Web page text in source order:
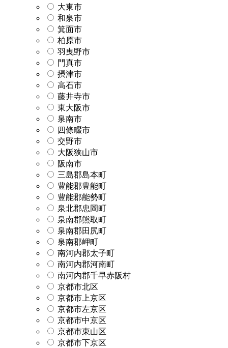
大東市
和泉市
箕面市
柏原市
羽曳野市
門真市
摂津市
高石市
藤井寺市
東大阪市
泉南市
四條畷市
交野市
大阪狭山市
阪南市
三島郡島本町
豊能郡豊能町
豊能郡能勢町
泉北郡忠岡町
泉南郡熊取町
泉南郡田尻町
泉南郡岬町
南河内郡太子町
南河内郡河南町
南河内郡千早赤阪村
京都市北区
京都市上京区
京都市左京区
京都市中京区
京都市東山区
京都市下京区